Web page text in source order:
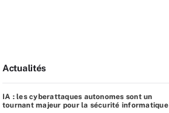
Actualités
IA : les cyberattaques autonomes sont un
tournant majeur pour la sécurité informatique